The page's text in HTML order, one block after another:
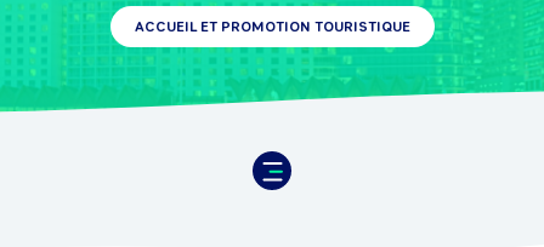
ACCUEIL ET PROMOTION TOURISTIQUE